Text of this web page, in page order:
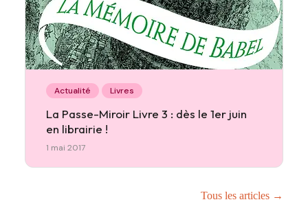
Actualité Livres
La Passe-Miroir Livre 3 : dès le 1er juin
en librairie !
1 mai 2017
Tous les articles →